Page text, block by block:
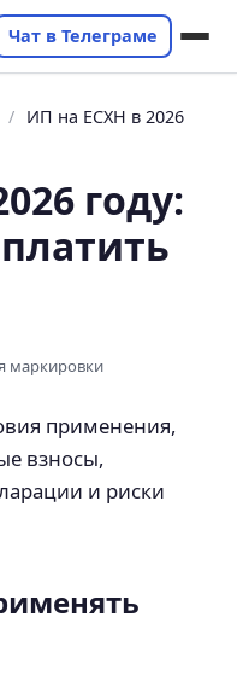
Чат в Телеграме
/ ИП на ЕСХН в 2026
году:
маркировки
применения,
взносы,
и риски